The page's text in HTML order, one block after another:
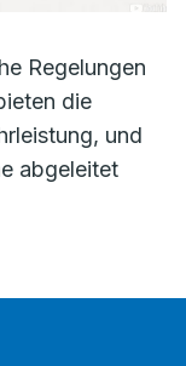
Regelungen
die
und
abgeleitet